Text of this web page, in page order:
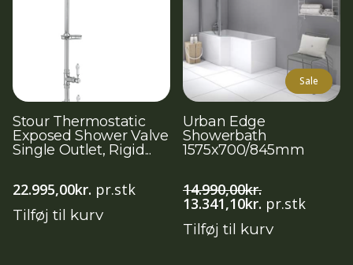
Stour Thermostatic
Exposed Shower Valve
Single Outlet, Rigid...
22.995,00kr. pr.stk
Tilføj til kurv
Sale
Urban Edge
Showerbath
1575x700/845mm
14.990,00kr.
Den
oprindelige
pris
13.341,10kr. Den
aktuelle
pris
pr.stk
Tilføj til kurv